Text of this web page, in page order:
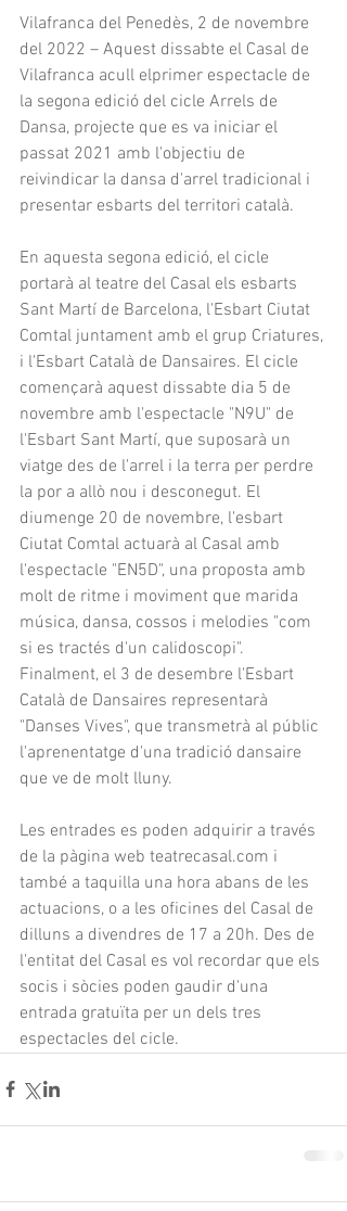
Vilafranca del Penedès, 2 de novembre
del 2022 – Aquest dissabte el Casal de
Vilafranca acull elprimer espectacle de
la segona edició del cicle Arrels de
Dansa, projecte que es va iniciar el
passat 2021 amb l'objectiu de
reivindicar la dansa d'arrel tradicional i
presentar esbarts del territori català.
En aquesta segona edició, el cicle
portarà al teatre del Casal els esbarts
Sant Martí de Barcelona, l'Esbart Ciutat
Comtal juntament amb el grup Criatures,
i l'Esbart Català de Dansaires. El cicle
començarà aquest dissabte dia 5 de
novembre amb l'espectacle "N9U" de
l'Esbart Sant Martí, que suposarà un
viatge des de l'arrel i la terra per perdre
la por a allò nou i desconegut. El
diumenge 20 de novembre, l'esbart
Ciutat Comtal actuarà al Casal amb
l'espectacle "EN5D", una proposta amb
molt de ritme i moviment que marida
música, dansa, cossos i melodies "com
si es tractés d'un calidoscopi".
Finalment, el 3 de desembre l'Esbart
Català de Dansaires representarà
"Danses Vives", que transmetrà al públic
l'aprenentatge d'una tradició dansaire
que ve de molt lluny.
Les entrades es poden adquirir a través
de la pàgina web teatrecasal.com i
també a taquilla una hora abans de les
actuacions, o a les oficines del Casal de
dilluns a divendres de 17 a 20h. Des de
l'entitat del Casal es vol recordar que els
socis i sòcies poden gaudir d'una
entrada gratuïta per un dels tres
espectacles del cicle.